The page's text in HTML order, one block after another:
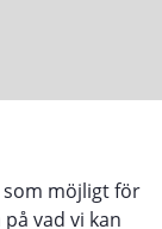
som möjligt för
vad vi kan